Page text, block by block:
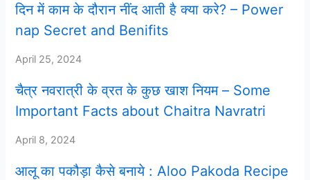
दिन में काम के दौरान नींद आती है क्या करे? – Power
nap Secret and Benifits
April 25, 2024
चैत्र नवरात्री के व्रत के कुछ खाश नियम – Some
Important Facts about Chaitra Navratri
April 8, 2024
आलू का पकौड़ा कैसे बनाये : Aloo Pakoda Recipe